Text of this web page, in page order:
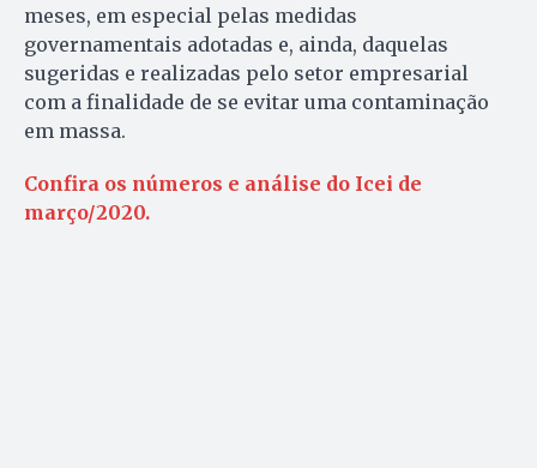
meses, em especial pelas medidas
governamentais adotadas e, ainda, daquelas
sugeridas e realizadas pelo setor empresarial
com a finalidade de se evitar uma contaminação
em massa.
Confira os números e análise do Icei de
março/2020.